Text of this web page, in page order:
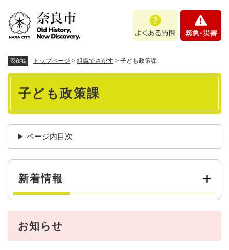
あ
問
・
現在地 トップページ > 組織でさがす > 子ども政策課
本
子ども政策課
ページ内目次
新着情報
お知らせ